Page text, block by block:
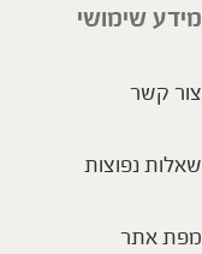
מידע שימושי
צור קשר
שאלות נפוצות
מפת אתר